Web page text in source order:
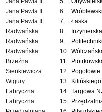
Jana Pawła II
5.
Jana Pawła II
6.
Jana Pawła II
7. Łaska
Radwańska
8.
Radwańska
9.
Radwańska
10.
Brzeźna
11.
Sienkiewicza
12.
Wigury
13.
Fabryczna
14. Targowa
Fabryczna
15.